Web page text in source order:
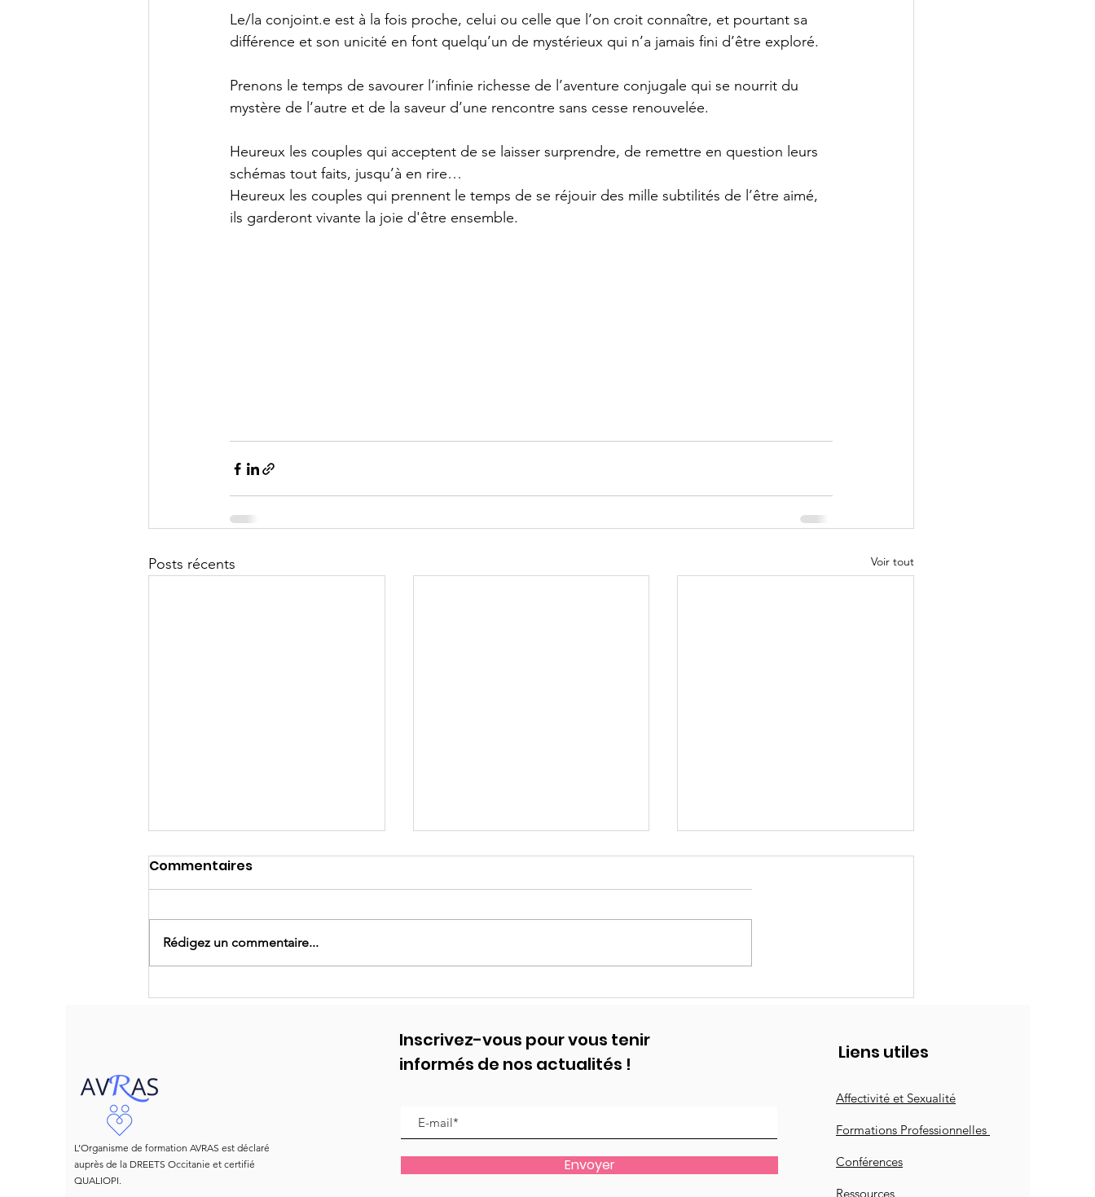
Le/la conjoint.e est à la fois proche, celui ou celle que l’on croit connaître, et pourtant sa
différence et son unicité en font quelqu’un de mystérieux qui n’a jamais fini d’être exploré.
Prenons le temps de savourer l’infinie richesse de l’aventure conjugale qui se nourrit du
mystère de l’autre et de la saveur d’une rencontre sans cesse renouvelée.
Heureux les couples qui acceptent de se laisser surprendre, de remettre en question leurs
schémas tout faits, jusqu’à en rire…
Heureux les couples qui prennent le temps de se réjouir des mille subtilités de l’être aimé,
ils garderont vivante la joie d'être ensemble.
Posts récents Voir tout
EVARS : de quel combat
Regard sur la DARK
Comment éduquer à la
Commentaires
Rédigez un commentaire...
L’Organisme de formation AVRAS est déclaré
auprès de la DREETS Occitanie et certifié
QUALIOPI.
Inscrivez-vous pour vous tenir
informés de nos actualités !
Envoyer
Liens utiles
Affectivité et Sexualité
Formations Professionnelles
Conférences
Ressources